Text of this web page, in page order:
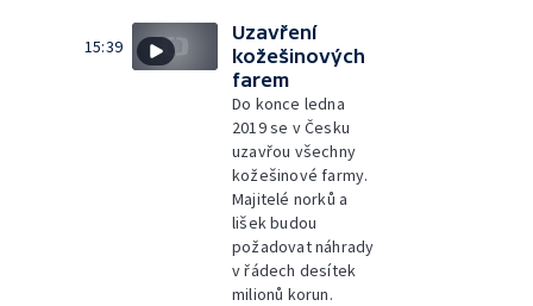
15:39
Uzavření
kožešinových
farem
Do konce ledna
2019 se v Česku
uzavřou všechny
kožešinové farmy.
Majitelé norků a
lišek budou
požadovat náhrady
v řádech desítek
milionů korun.